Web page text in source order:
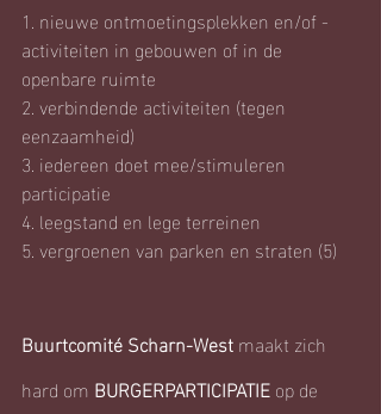
1. nieuwe ontmoetingsplekken en/of -
activiteiten in gebouwen of in de
openbare ruimte
2. verbindende activiteiten (tegen
eenzaamheid)
3. iedereen doet mee/stimuleren
participatie
4. leegstand en lege terreinen
5. vergroenen van parken en straten (5)
Buurtcomité Scharn-West maakt zich
hard om BURGERPARTICIPATIE op de